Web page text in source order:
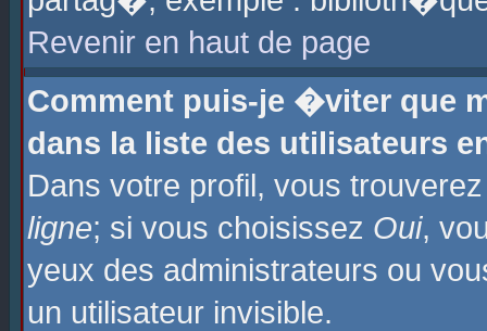
Revenir en haut de page
Comment puis-je �viter que
dans la liste des utilisateurs
Dans votre profil, vous
ligne; si vous choisissez Oui,
yeux des administrateurs ou
un utilisateur invisible.